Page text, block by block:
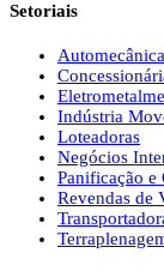
Setoriais
Indústria
Loteadoras
Negócios
Panificação e
Revendas de